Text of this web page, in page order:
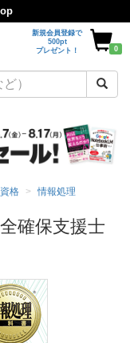
新規会員登録で
500pt
プレゼント！
0
格 情報処理
確保支援士